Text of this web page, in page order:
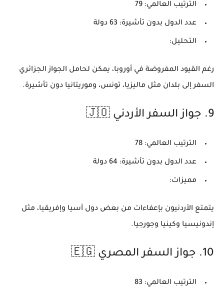
الترتيب العالمي:
عدد الدول بدون تأشيرة:
التحليل:
رغم القيود المفروضة في أوروبا، يمكن لحامل الجواز الجزائري
السفر إلى بلدان مثل ماليزيا، تونس، وموريتانيا دون تأشيرة.
9. جواز السفر الأردني 🇯🇴
الترتيب العالمي:
عدد الدول بدون تأشيرة:
مميزات:
يتمتع الأردنيون بإعفاءات من بعض دول آسيا وإفريقيا، مثل
إندونيسيا وكينيا وجورجيا.
10. جواز السفر المصري 🇪🇬
الترتيب العالمي: